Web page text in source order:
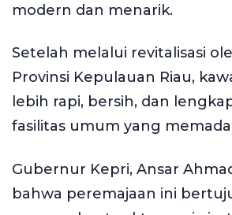
modern dan menarik.
Setelah melalui revitalisasi
Provinsi Kepulauan Riau,
lebih rapi, bersih, dan
fasilitas umum yang
Gubernur Kepri, Ansar
bahwa peremajaan ini